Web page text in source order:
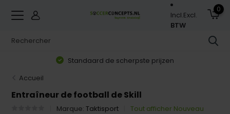
Incl.Excl.
BTW
0
Standaard de scherpste prijzen
Accueil
Entraîneur de football de Skill
Marque:Taktisport Tout afficher Nouveau